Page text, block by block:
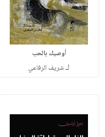
أوصيك بالحب
لـشريف الرفاعي